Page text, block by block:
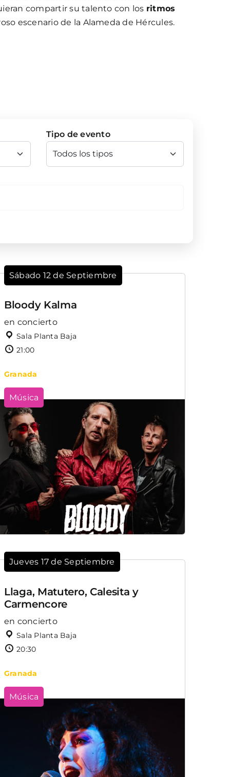
compartir su talento con los ritmos
escenario de la Alameda de Hércules.
Tipo de evento
Sábado 12 de Septiembre
Bloody Kalma
en concierto
Sala Planta Baja
21:00
Granada
Música
Jueves 17 de Septiembre
Llaga, Matutero, Calesita y
Carmencore
en concierto
Sala Planta Baja
20:30
Granada
Música